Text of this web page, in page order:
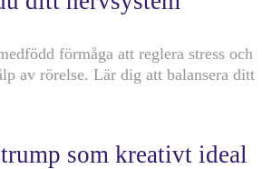
förmåga att reglera stress och
av rörelse. Lär dig att balansera ditt
som kreativt ideal